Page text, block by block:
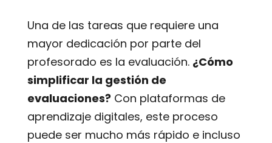
Una de las tareas que requiere una
mayor dedicación por parte del
profesorado es la evaluación. ¿Cómo
simplificar la gestión de
evaluaciones? Con plataformas de
aprendizaje digitales, este proceso
puede ser mucho más rápido e incluso